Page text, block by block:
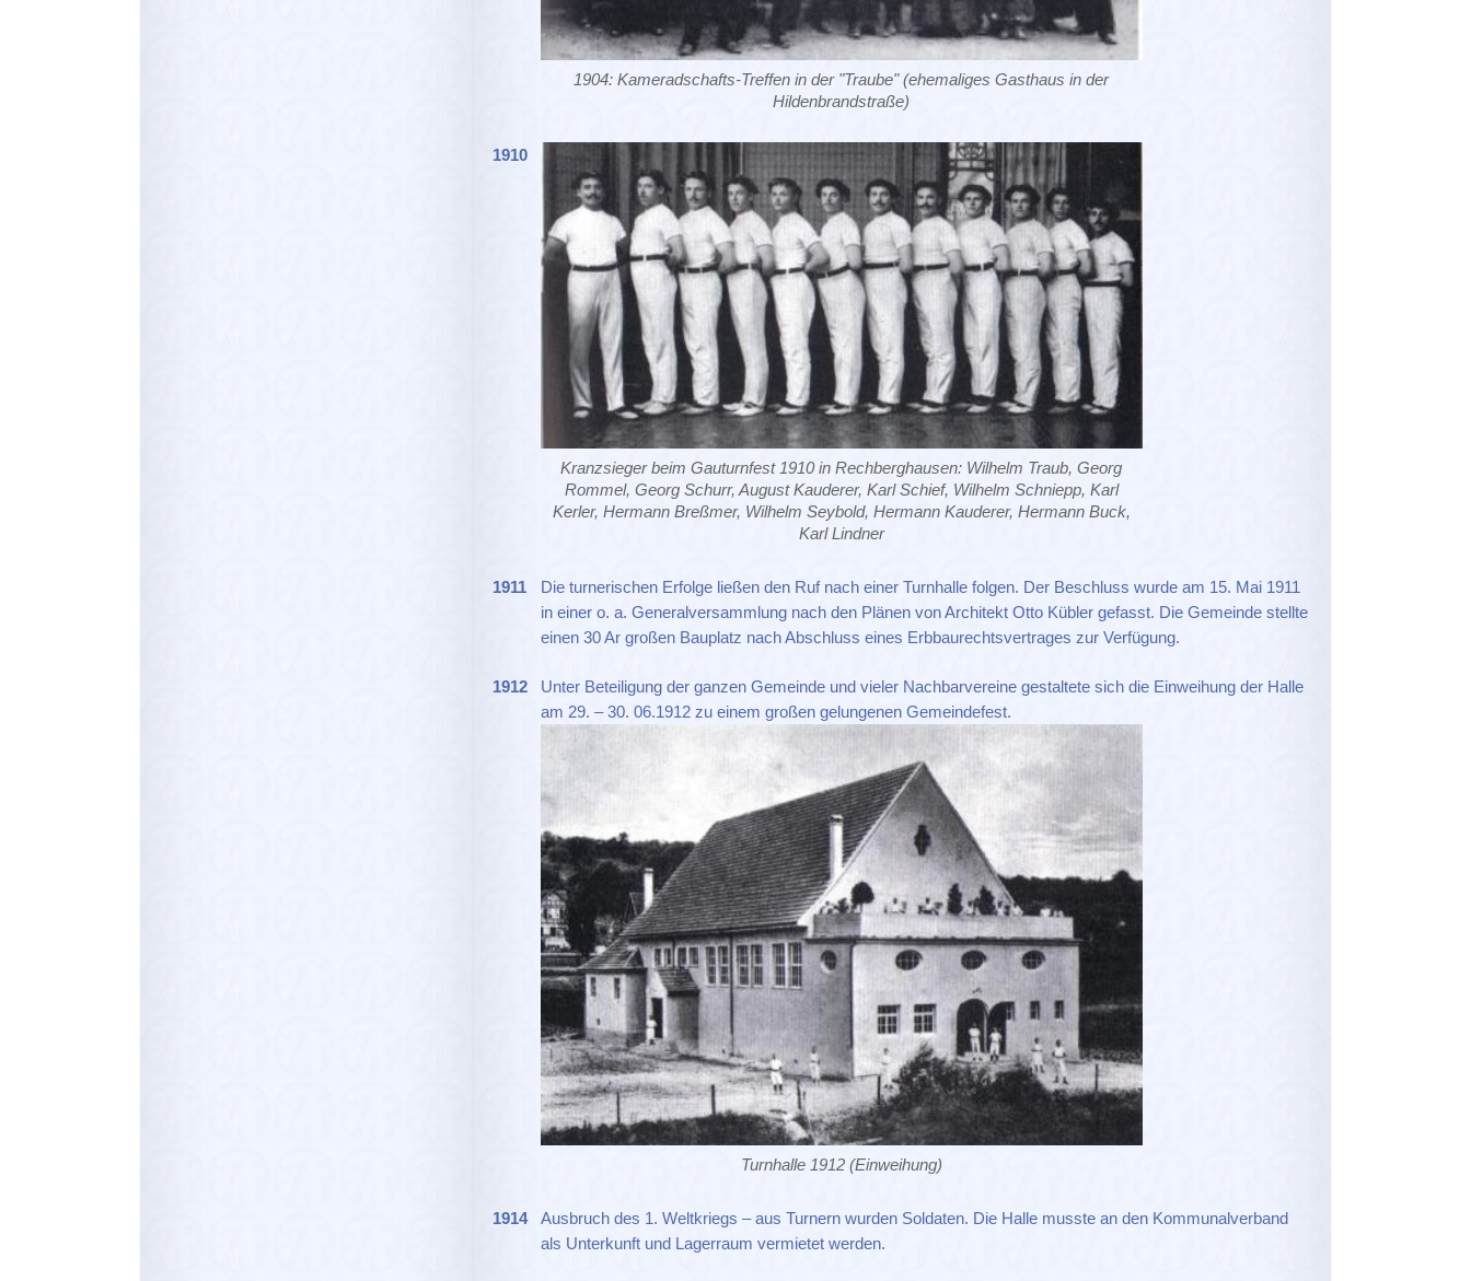
1904: Kameradschafts-Treffen in der "Traube" (ehemaliges Gasthaus in der
Hildenbrandstraße)
1910
Kranzsieger beim Gauturnfest 1910 in Rechberghausen: Wilhelm Traub, Georg
Rommel, Georg Schurr, August Kauderer, Karl Schief, Wilhelm Schniepp, Karl
Kerler, Hermann Breßmer, Wilhelm Seybold, Hermann Kauderer, Hermann Buck,
Karl Lindner
1911
Die turnerischen Erfolge ließen den Ruf nach einer Turnhalle folgen. Der Beschluss wurde am 15. Mai 1911
in einer o. a. Generalversammlung nach den Plänen von Architekt Otto Kübler gefasst. Die Gemeinde stellte
einen 30 Ar großen Bauplatz nach Abschluss eines Erbbaurechtsvertrages zur Verfügung.
1912
Unter Beteiligung der ganzen Gemeinde und vieler Nachbarvereine gestaltete sich die Einweihung der Halle
am 29. – 30. 06.1912 zu einem großen gelungenen Gemeindefest.
Turnhalle 1912 (Einweihung)
1914
Ausbruch des 1. Weltkriegs – aus Turnern wurden Soldaten. Die Halle musste an den Kommunalverband
als Unterkunft und Lagerraum vermietet werden.